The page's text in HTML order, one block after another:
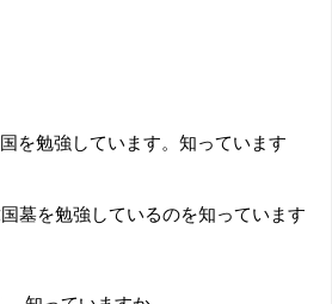
を勉強しています。知っています
墓を勉強しているのを知っています